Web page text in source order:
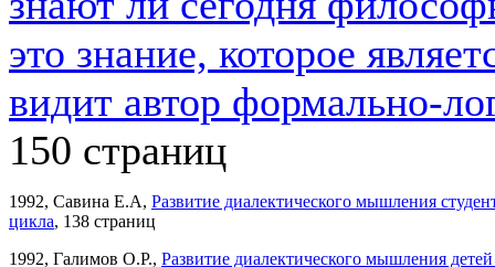
это знание, которое
видит автор формально-
150 страниц
1992, Савина Е.А, Развитие диалектического мышления
цикла, 138 страниц
1992, Галимов О.Р., Развитие диалектического мышления